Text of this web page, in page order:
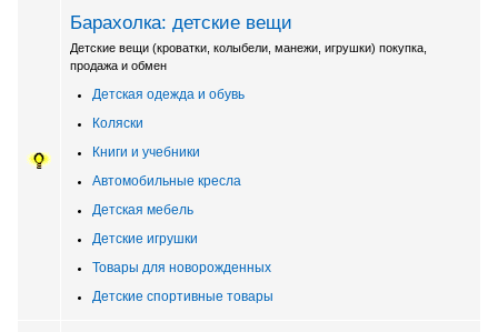
Барахолка: детские вещи
Детские вещи (кроватки, колыбели, манежи, игрушки) покупка,
продажа и обмен
Детская одежда и обувь
Коляски
Книги и учебники
Автомобильные кресла
Детская мебель
Детские игрушки
Товары для новорожденных
Детские спортивные товары